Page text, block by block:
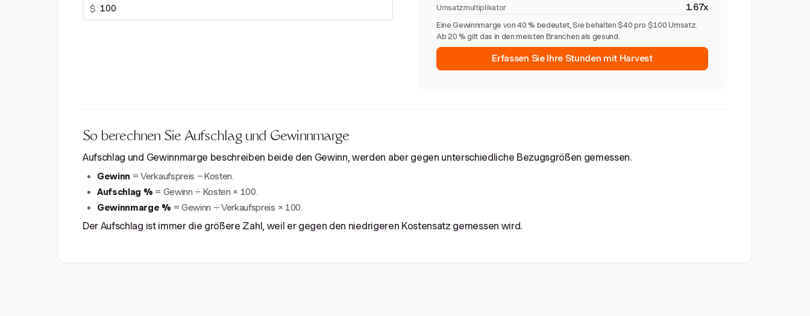
$ Umsatzmultiplikator 1.67x
Eine Gewinnmarge von 40 % bedeutet, Sie behalten $40 pro $100 Umsatz.
Ab 20 % gilt das in den meisten Branchen als gesund.
Erfassen Sie Ihre Stunden mit Harvest
So berechnen Sie Aufschlag und Gewinnmarge
Aufschlag und Gewinnmarge beschreiben beide den Gewinn, werden aber gegen unterschiedliche Bezugsgrößen gemessen.
Gewinn = Verkaufspreis − Kosten.
Aufschlag % = Gewinn ÷ Kosten × 100.
Gewinnmarge % = Gewinn ÷ Verkaufspreis × 100.
Der Aufschlag ist immer die größere Zahl, weil er gegen den niedrigeren Kostensatz gemessen wird.